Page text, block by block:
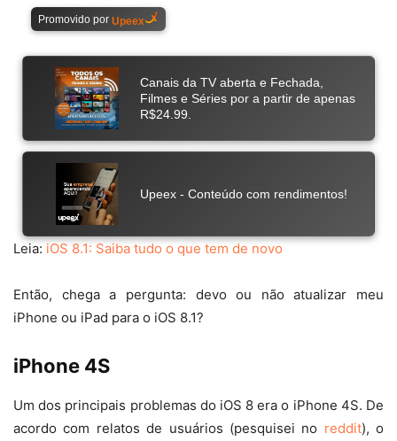
Leia: iOS 8.1: Saiba tudo o que tem de novo
Então, chega a pergunta: devo ou não atualizar meu
iPhone ou iPad para o iOS 8.1?
iPhone 4S
Um dos principais problemas do iOS 8 era o iPhone 4S. De
acordo com relatos de usuários (pesquisei no reddit), o